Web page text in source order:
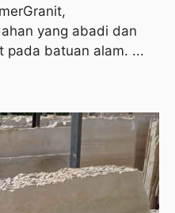
yang abadi dan
pada batuan alam. ...